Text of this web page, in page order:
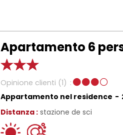
Apartamento 6
Opinione clienti (1)
Distanza : stazione de sci
Appartamento nel residence